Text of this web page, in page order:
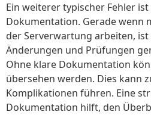
Ein weiterer typischer Fehler
Dokumentation. Gerade wenn
der Serverwartung arbeiten, ist
Änderungen und Prüfungen
Ohne klare Dokumentation
übersehen werden. Dies kann
Komplikationen führen. Eine
Dokumentation hilft, den